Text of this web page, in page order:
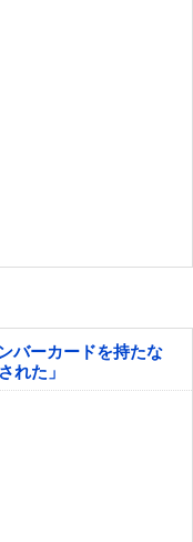
バーカードを持たな
れた」